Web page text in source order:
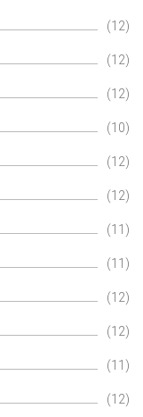
(12)
(12)
(12)
(10)
(12)
(12)
(11)
(11)
(12)
(12)
(11)
(12)